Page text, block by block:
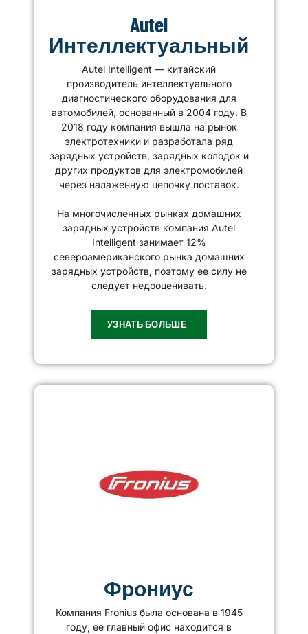
Autel
Интеллектуальный
Autel Intelligent — китайский
производитель интеллектуального
диагностического оборудования для
автомобилей, основанный в 2004 году. В
2018 году компания вышла на рынок
электротехники и разработала ряд
зарядных устройств, зарядных колодок и
других продуктов для электромобилей
через налаженную цепочку поставок.
На многочисленных рынках домашних
зарядных устройств компания Autel
Intelligent занимает 12%
североамериканского рынка домашних
зарядных устройств, поэтому ее силу не
следует недооценивать.
УЗНАТЬ БОЛЬШЕ
Фрониус
Компания Fronius была основана в 1945
году, ее главный офис находится в